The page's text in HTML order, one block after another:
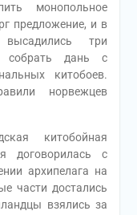
монопольное
предложение, и в
три
собрать дань с
китобоев.
норвежцев
китобойная
договорилась с
архипелага на
части достались
взялись за